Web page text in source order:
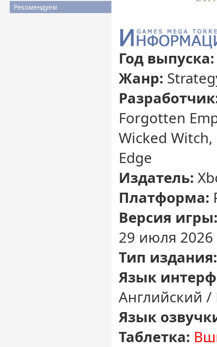
Рекомендуем
Год
Жанр:
Forgotten
Wicked
Edge
Издатель:
Платформа:
Версия игры:
29 июля 2026
Тип издания:
Язык
Английский /
Язык
Таблетка: